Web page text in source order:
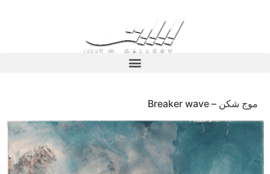
موج شکن – Breaker wave